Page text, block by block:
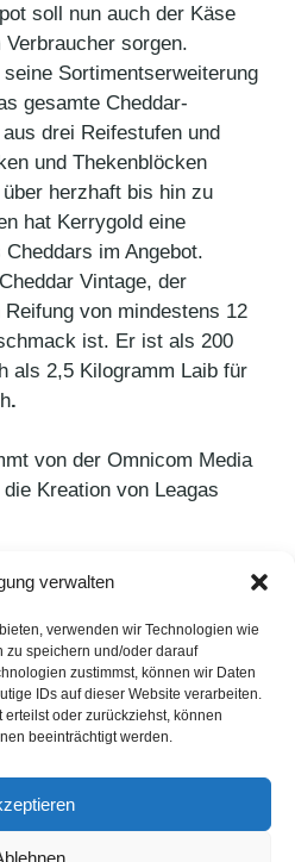
verwalten
verwenden wir Technologien wie
zu speichern und/oder darauf
zustimmst, können wir Daten
IDs auf dieser Website verarbeiten.
oder zurückziehst, können
beeinträchtigt werden.
soll nun auch der Käse
sorgen.
Sortimentserweiterung
gesamte Cheddar-
drei Reifestufen und
und Thekenblöcken
herzhaft bis hin zu
hat Kerrygold eine
im Angebot.
Vintage, der
von mindestens 12
ist. Er ist als 200
als 2,5 Kilogramm Laib für
.
von der Omnicom Media
Kreation von Leagas
Videos